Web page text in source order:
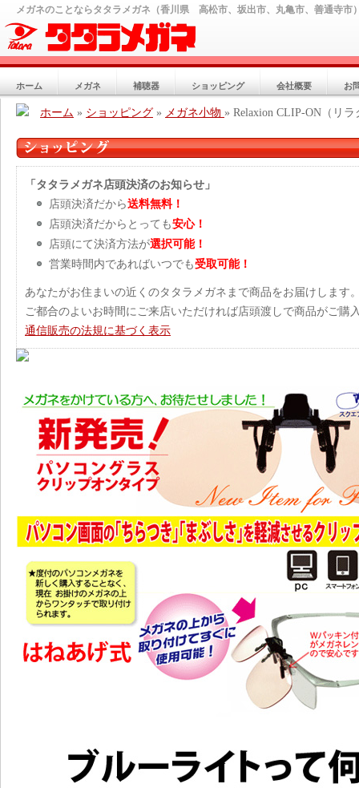
メガネのことならタタラメガネ（香川県 高松市、坂出市、丸亀市、善通寺市
ホーム メガネ 補聴器 ショッピング 会社概要 お
ホーム » ショッピング » メガネ小物 » Relaxion CLIP-ON（リ
「タタラメガネ店頭決済のお知らせ」
店頭決済だから送料無料！
店頭決済だからとっても安心！
店頭にて決済方法が選択可能！
営業時間内であればいつでも受取可能！
あなたがお住まいの近くのタタラメガネまで商品をお届けします
ご都合のよいお時間にご来店いただければ店頭渡しで商品がご購
通信販売の法規に基づく表示